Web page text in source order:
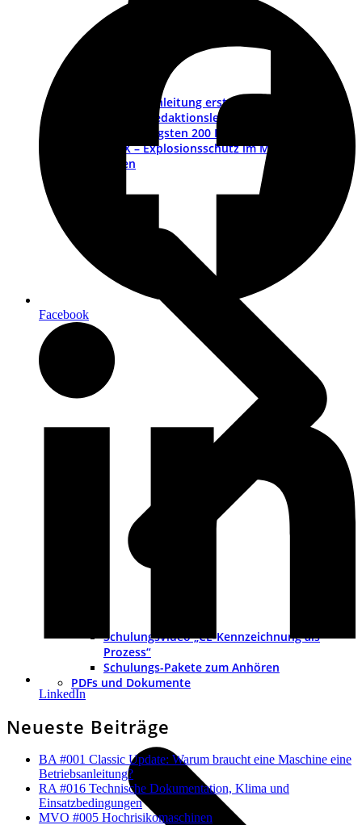
Betriebsanleitung erstellen – ein Leitfaden
Muster-Redaktionsleitfaden
Die wichtigsten 200 Fragen und Antworten
ATEX – Explosionsschutz im Maschinenbau
Schulungen
Schulungsvideo „CE-Kennzeichnung als
Prozess“
Schulungs-Pakete zum Anhören
PDFs und Dokumente
Facebook
LinkedIn
Neueste Beiträge
BA #001 Classic Update: Warum braucht eine Maschine eine
Betriebsanleitung?
RA #016 Technische Dokumentation, Klima und
Einsatzbedingungen
MVO #005 Hochrisikomaschinen